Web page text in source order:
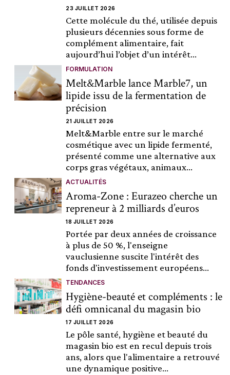
23 JUILLET 2026
Cette molécule du thé, utilisée depuis
plusieurs décennies sous forme de
complément alimentaire, fait
aujourd’hui l’objet d’un intérêt...
FORMULATION
Melt&Marble lance Marble7, un
lipide issu de la fermentation de
précision
21 JUILLET 2026
Melt&Marble entre sur le marché
cosmétique avec un lipide fermenté,
présenté comme une alternative aux
corps gras végétaux, animaux...
ACTUALITÉS
Aroma-Zone : Eurazeo cherche un
repreneur à 2 milliards d’euros
18 JUILLET 2026
Portée par deux années de croissance
à plus de 50 %, l'enseigne
vauclusienne suscite l'intérêt des
fonds d'investissement européens...
TENDANCES
Hygiène-beauté et compléments : le
défi omnicanal du magasin bio
17 JUILLET 2026
Le pôle santé, hygiène et beauté du
magasin bio est en recul depuis trois
ans, alors que l'alimentaire a retrouvé
une dynamique positive...